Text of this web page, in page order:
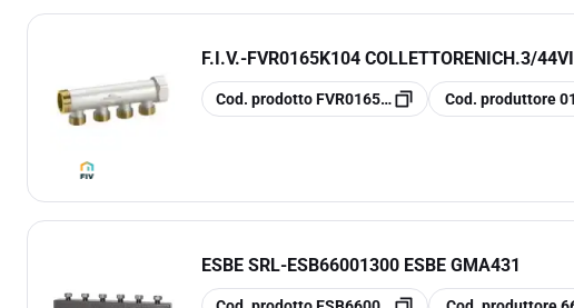
F.I.V.-FVR0165K104 COLLETTORENICH.3/
copia
Cod. prodottoFVR0165K104 copia
Cod. produttore
ESBE SRL-ESB66001300 ESBE GMA431
copia copia